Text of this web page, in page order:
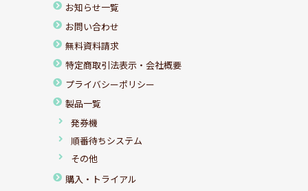
お知らせ一覧
お問い合わせ
無料資料請求
特定商取引法表示・会社概要
プライバシーポリシー
製品一覧
発券機
順番待ちシステム
その他
購入・トライアル